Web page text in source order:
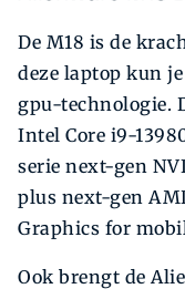
De M18 is de
deze laptop kun
gpu-technologie.
Intel Core i9-
serie next-gen
plus next-gen
Graphics for
Ook brengt de